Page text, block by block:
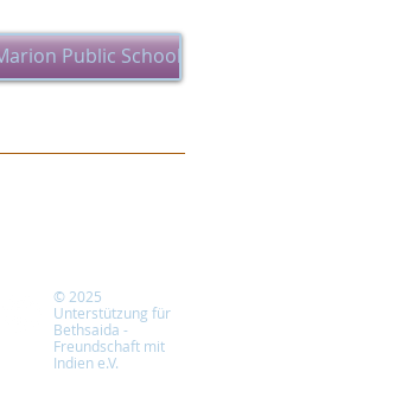
Public School
© 2025
Unterstützung für
Bethsaida -
Freundschaft mit
Indien e.V.